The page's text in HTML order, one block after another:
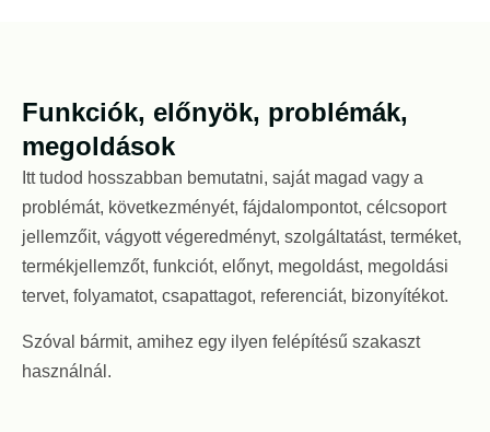
Funkciók, előnyök, problémák,
megoldások
Itt tudod hosszabban bemutatni, saját magad vagy a
problémát, következményét, fájdalompontot, célcsoport
jellemzőit, vágyott végeredményt, szolgáltatást, terméket,
termékjellemzőt, funkciót, előnyt, megoldást, megoldási
tervet, folyamatot, csapattagot, referenciát, bizonyítékot.
Szóval bármit, amihez egy ilyen felépítésű szakaszt
használnál.